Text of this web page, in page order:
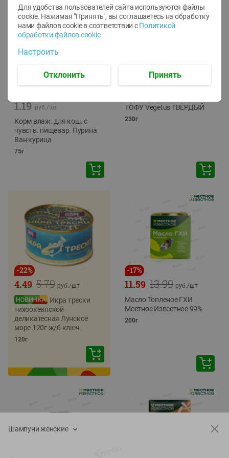
1.19 руб./шт
Корм влаж. для кош. с
чувств. пищевар. Пурина
Ван курица
75г
ТОФУ Vegetus ТВЕРДЫЙ
230г
-22%
5.79
4.49 руб./шт
Икра трески
тихоокеанской
деликатесная Лунское
море 120г ж/б ключ
120г
-17%
13.99
11.59 руб./шт
Масло Топленое ГХИ
Местное Известное 99%
200г
Шампуни женские
Для удобства пользователей сайта используются файлы
cookie. Нажимая "Принять", вы соглашаетесь на обработку
нами файлов cookie в соответствии с Политикой
обработки файлов cookie
Настроить
Отклонить Принять